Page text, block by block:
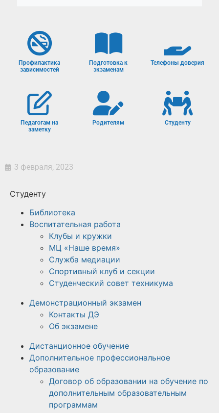
Профилактика
зависимостей
Подготовка к
экзаменам
Телефоны доверия
Педагогам на
заметку
Родителям Студенту
3 февраля, 2023
Студенту
Библиотека
Воспитательная работа
Клубы и кружки
МЦ «Наше время»
Служба медиации
Спортивный клуб и секции
Студенческий совет техникума
Демонстрационный экзамен
Контакты ДЭ
Об экзамене
Дистанционное обучение
Дополнительное профессиональное
образование
Договор об образовании на обучение по
дополнительным образовательным
программам